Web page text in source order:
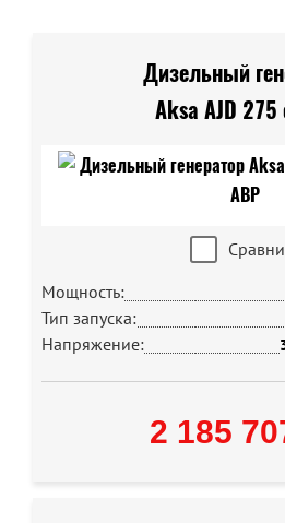
Дизельный
Aksa AJD
Мощность:
Тип запуска:
Напряжение:
2 185